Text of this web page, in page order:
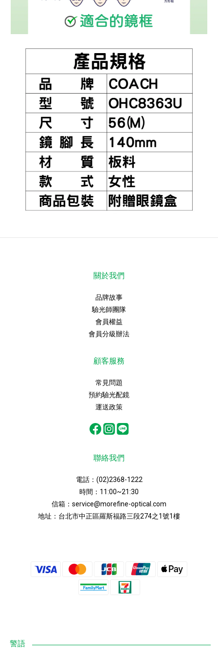
關於我們
品牌故事
驗光師團隊
會員權益
會員分級辦法
顧客服務
常見問題
預約驗光配鏡
運送政策
聯絡我們
電話： (02)2368-1222
時間：11:00~21:30
信箱： service@morefine-optical.com
地址： 台北市中正區羅斯福路三段274之1號1樓